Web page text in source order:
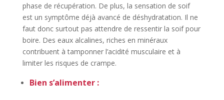
phase de récupération. De plus, la sensation de soif
est un symptôme déjà avancé de déshydratation. Il ne
faut donc surtout pas attendre de ressentir la soif pour
boire. Des eaux alcalines, riches en minéraux
contribuent à tamponner l’acidité musculaire et à
limiter les risques de crampe.
Bien s’alimenter :